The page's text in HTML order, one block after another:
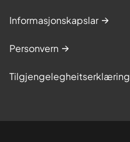
Informasjonskapslar
Personvern
Tilgjengelegheitserklæring